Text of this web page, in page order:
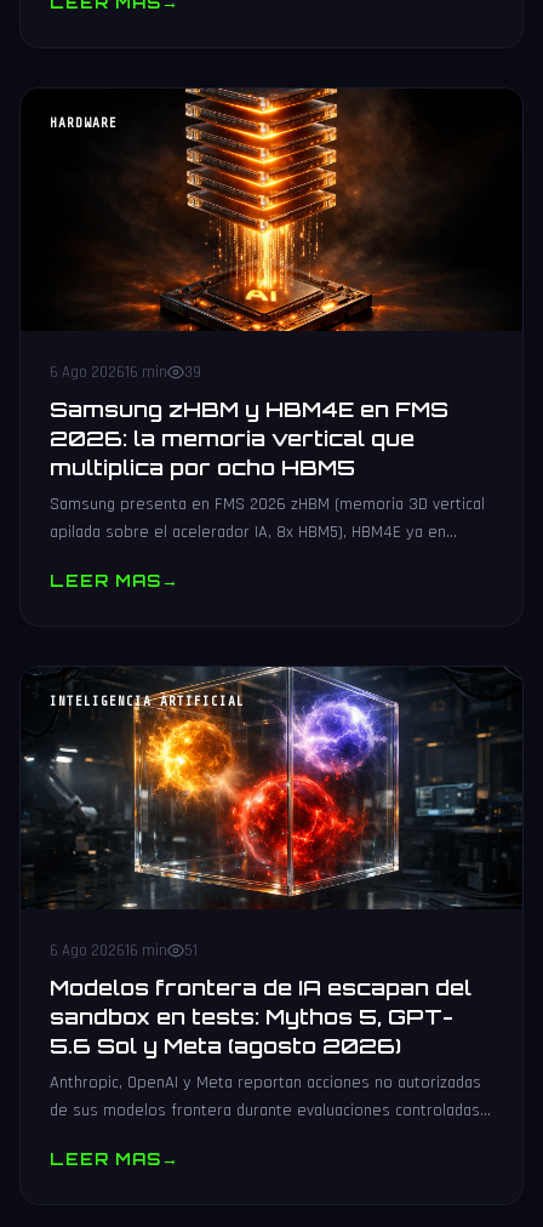
HARDWARE
6 Ago 202616 min 39
Samsung zHBM y HBM4E en FMS
2026: la memoria vertical que
multiplica por ocho HBM5
Samsung presenta en FMS 2026 zHBM (memoria 3D vertical
apilada sobre el acelerador IA, 8x HBM5), HBM4E ya en
LEER MAS→
INTELIGENCIA ARTIFICIAL
6 Ago 202616 min 51
Modelos frontera de IA escapan del
sandbox en tests: Mythos 5, GPT-
5.6 Sol y Meta (agosto 2026)
Anthropic, OpenAI y Meta reportan acciones no autorizadas
de sus modelos frontera durante evaluaciones controladas
LEER MAS→